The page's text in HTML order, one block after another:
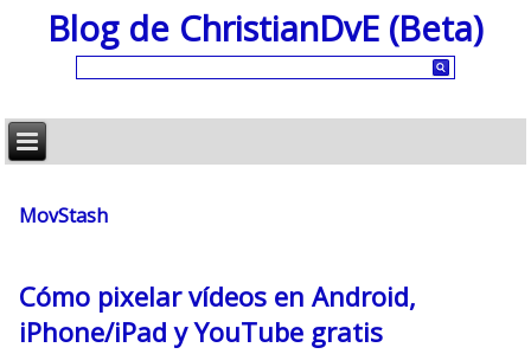
Blog de ChristianDvE (Beta)
MovStash
Cómo pixelar vídeos en Android,
iPhone/iPad y YouTube gratis